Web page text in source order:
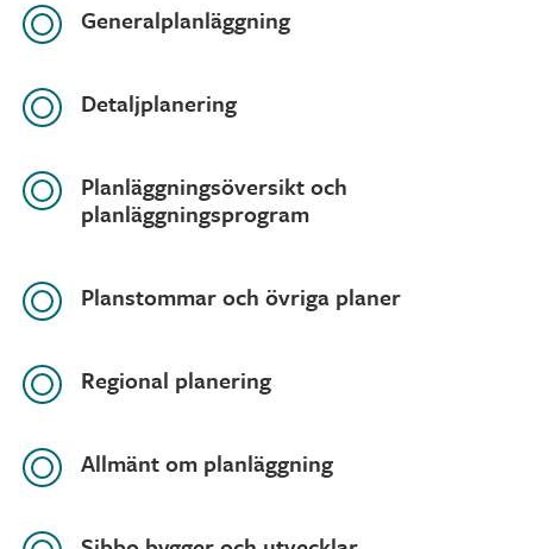
Generalplanläggning
Detaljplanering
Planläggningsöversikt och
planläggningsprogram
Planstommar och övriga planer
Regional planering
Allmänt om planläggning